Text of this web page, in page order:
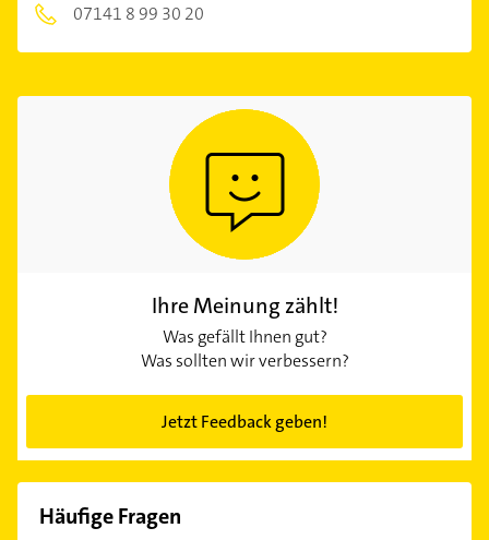
07141 8 99 30 20
Ihre Meinung zählt!
Was gefällt Ihnen gut?
Was sollten wir verbessern?
Jetzt Feedback geben!
Häufige Fragen